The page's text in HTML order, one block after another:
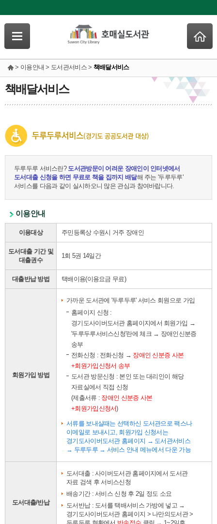
> 이용안내 > 도서관서비스 > 책배달서비스
책배달서비스
두루두루 서비스란? 도서관방문이 어려운 장애인이 인터넷에서
도서대출 신청을 하면 무료로 책을 집까지 배달해 주는 '두루두루'
서비스를 다음과 같이 실시하오니 많은 관심과 참여바랍니다.
이용안내
이용대상 주민등록상 수원시 거주 장애인
도서대출 기간 및
대출권수
1회 5권 14일간
대출반납 방법 택배이용(이용요금 무료)
회원가입 방법
가까운 도서관에 '두루두루' 서비스 회원으로 가입
홈페이지 신청 :
경기도사이버도서관 홈페이지에서 회원가입 →
'두루두루서비스신청'란에 체크 → 장애인신분증
송부
전화신청 : 전화신청 → 장애인 신분증 사본
+회원가입신청서 송부
도서관 방문신청 : 본인 또는 대리인이 해당
자료실에서 직접 신청
(제출서류 : 장애인 신분증 사본
+회원가입신청서)
서류를 보내실때는 선택하신 도서관으로 팩스나
이메일로 보내시고, 회원가입 신청서는
경기도사이버도서관 홈페이지 → 도서관서비스
→ 두루두루 → 서비스 안내 메뉴에서 다운 가능
도서대출/반납
도서대출 : 사이버도서관 홈페이지에서 도서관
자료 검색 후 서비스신청
배송기간 : 서비스 신청 후 2일 정도 소요
도서반납 : 도서를 택배서비스 가방에 넣고 →
경기도사이버도서관 홈페이지 > 나만의도서관 >